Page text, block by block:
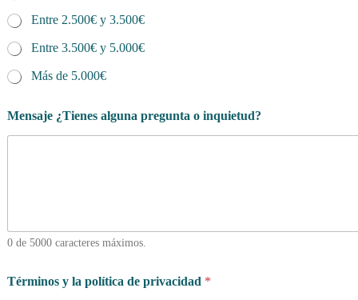
Entre 2.500€ y 3.500€
Entre 3.500€ y 5.000€
Más de 5.000€
Mensaje ¿Tienes alguna pregunta o inquietud?
0 de 5000 caracteres máximos.
Términos y la política de privacidad *